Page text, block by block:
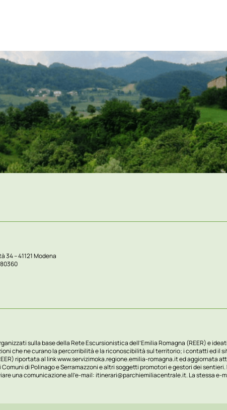
34 – 41121 Modena
sulla base della Rete Escursionistica dell’Emilia Romagna (REER) e
che ne curano la percorribilità e la riconoscibilità sul territorio; i contatti ed il
riportata al linkwww.servizimoka.regione.emilia-romagna.ited aggiornata
di Polinago e Serramazzoni e altri soggetti promotori e gestori dei
una comunicazione all’e-mail: itinerari@parchiemiliacentrale.it. La stessa e-